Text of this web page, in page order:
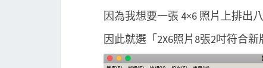
因為我想要一張 4×6 照片上排出
因此就選「2X6照片8張2吋符合